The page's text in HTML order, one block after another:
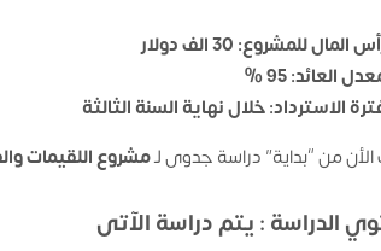
المال للمشروع: 30 الف دولار
العائد: 95 %
الاسترداد: خلال نهاية السنة الثالثة
من “بداية” دراسة جدوى لـمشروعاللقيمات
الدراسة : يتم دراسة الآتى